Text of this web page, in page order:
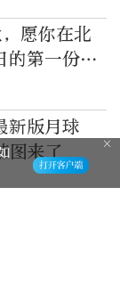
愿你在北
的第一份丰
新版月球
来了